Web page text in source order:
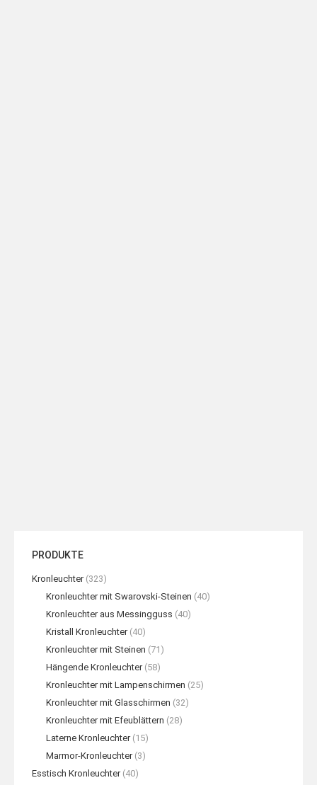
PRODUKTE
Kronleuchter (323)
Kronleuchter mit Swarovski-Steinen (40)
Kronleuchter aus Messingguss (40)
Kristall Kronleuchter (40)
Kronleuchter mit Steinen (71)
Hängende Kronleuchter (58)
Kronleuchter mit Lampenschirmen (25)
Kronleuchter mit Glasschirmen (32)
Kronleuchter mit Efeublättern (28)
Laterne Kronleuchter (15)
Marmor-Kronleuchter (3)
Esstisch Kronleuchter (40)